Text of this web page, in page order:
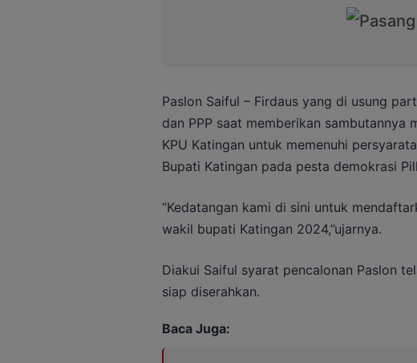
Paslon Saiful – Firdaus yang di usung
dan PPP saat memberikan sambutannya
KPU Katingan untuk memenuhi
Bupati Katingan pada pesta demokrasi
“Kedatangan kami di sini untuk
wakil bupati Katingan 2024,”ujarnya.
Diakui Saiful syarat pencalonan Paslon
siap diserahkan.
Baca Juga: